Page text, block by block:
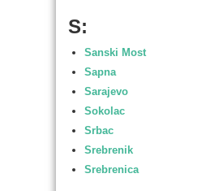
S:
Sanski Most
Sapna
Sarajevo
Sokolac
Srbac
Srebrenik
Srebrenica